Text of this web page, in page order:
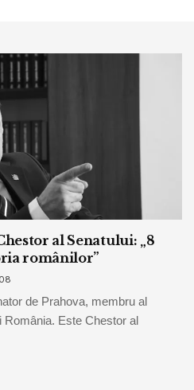
al Senatului: „8
românilor”
de Prahova, membru al
Este Chestor al